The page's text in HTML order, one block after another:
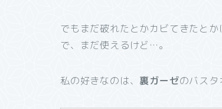
でもまだ破れたとかカビてきたと
で、まだ使えるけど…。
私の好きなのは、 裏ガーゼのバスタ